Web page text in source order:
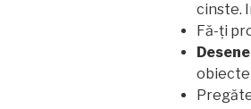
cinste.
Fă-ți
obiecte